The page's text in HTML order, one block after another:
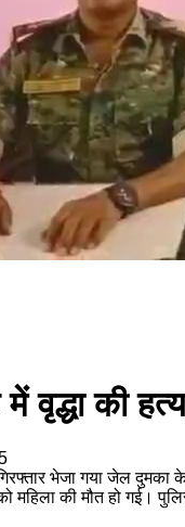
में वृद्धा की
गिरफ्तार भेजा गया जेल
की मौत हो गई।